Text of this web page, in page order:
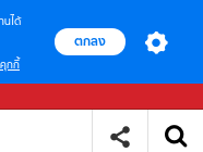
นได้
กกี้
ตกลง